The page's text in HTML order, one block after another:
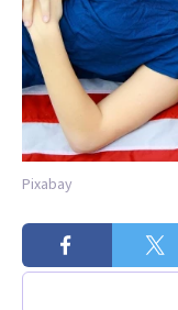
Pixabay